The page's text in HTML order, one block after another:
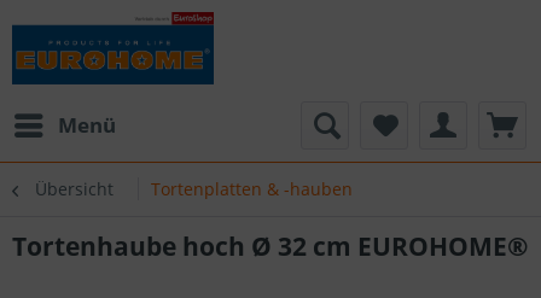
Menü
Übersicht Tortenplatten & -hauben
Tortenhaube hoch Ø 32 cm EUROHOME®